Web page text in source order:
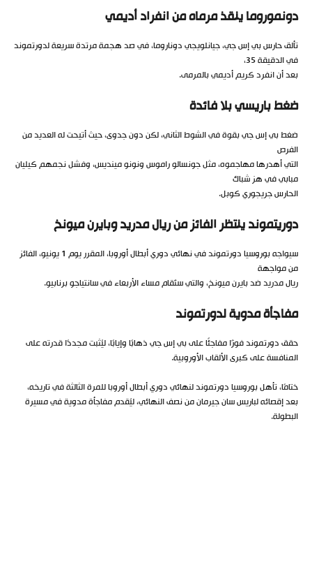
دونموروما ينقذ مرماه من انفراد أديمي
تألق حارس بي إس جي، جيانلويجي دوناروما، في صد هجمة مرتدة سريعة لدورتموند
في الدقيقة 35،
بعد أن انفرد كريم أديمي بالمرمى.
ضغط باريسي بلا فائدة
ضغط بي إس جي بقوة في الشوط الثاني، لكن دون جدوى، حيث أتيحت له العديد من
الفرص
التي أهدرها مهاجموه، مثل جونسالو راموس ونونو مينديس، وفشل نجمهم كيليان
مبابي في هز شباك
الحارس جريجوري كوبل.
دوريتموند ينتظر الفائز من ريال مدريد وبايرن ميونخ
سيواجه بوروسيا دورتموند في نهائي دوري أبطال أوروبا، المقرر يوم 1 يونيو، الفائز
من مواجهة
ريال مدريد ضد بايرن ميونخ، والتي ستُقام مساء الأربعاء في سانتياجو برنابيو.
مفاجأة مدوية لدورتموند
حقق دورتموند فوزًا مفاجئًا على بي إس جي ذهابًا وإيابًا، ليُثبت مجددًا قدرته على
المنافسة على كبرى الألقاب الأوروبية.
ختامًا، تأهل بوروسيا دورتموند لنهائي دوري أبطال أوروبا للمرة الثالثة في تاريخه،
بعد إقصائه لباريس سان جيرمان من نصف النهائي، ليُقدم مفاجأة مدوية في مسيرة
البطولة.